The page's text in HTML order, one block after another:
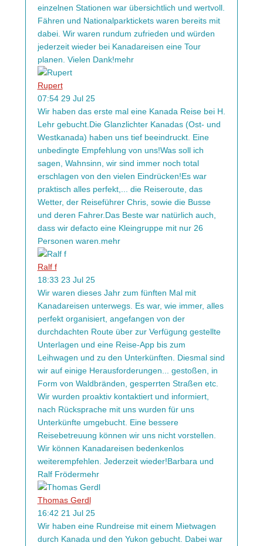
einzelnen Stationen war übersichtlich und wertvoll.
Fähren und Nationalparktickets waren bereits mit
dabei. Wir waren rundum zufrieden und würden
jederzeit wieder bei Kanadareisen eine Tour
planen. Vielen Dank!mehr
Rupert
07:54 29 Jul 25
Wir haben das erste mal eine Kanada Reise bei H.
Lehr gebucht.Die Glanzlichter Kanadas (Ost- und
Westkanada) haben uns tief beeindruckt. Eine
unbedingte Empfehlung von uns!Was soll ich
sagen, Wahnsinn, wir sind immer noch total
erschlagen von den vielen Eindrücken!Es war
praktisch alles perfekt,
die Reiseroute, das
Wetter, der Reiseführer Chris, sowie die Busse
und deren Fahrer.Das Beste war natürlich auch,
dass wir defacto eine Kleingruppe mit nur 26
Personen waren. mehr
Ralf f
18:33 23 Jul 25
Wir waren dieses Jahr zum fünften Mal mit
Kanadareisen unterwegs. Es war, wie immer, alles
perfekt organisiert, angefangen von der
durchdachten Route über zur Verfügung gestellte
Unterlagen und eine Reise-App bis zum
Leihwagen und zu den Unterkünften. Diesmal sind
wir auf einige Herausforderungen
gestoßen, in
Form von Waldbränden, gesperrten Straßen etc.
Wir wurden proaktiv kontaktiert und informiert,
nach Rücksprache mit uns wurden für uns
Unterkünfte umgebucht. Eine bessere
Reisebetreuung können wir uns nicht vorstellen.
Wir können Kanadareisen bedenkenlos
weiterempfehlen. Jederzeit wieder!Barbara und
Ralf Frödermehr
Thomas Gerdl
16:42 21 Jul 25
Wir haben eine Rundreise mit einem Mietwagen
durch Kanada und den Yukon gebucht. Dabei war